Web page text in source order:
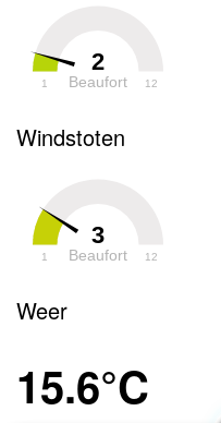
2
Beaufort
1 12
Windstoten
3
Beaufort
1 12
Weer
15.6°C